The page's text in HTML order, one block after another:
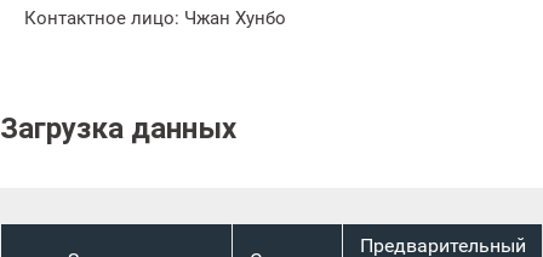
Контактное лицо: Чжан Хунбо
Загрузка данных
Предварительный